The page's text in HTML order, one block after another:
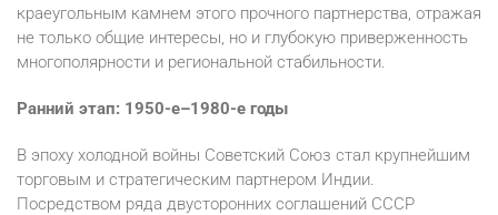
краеугольным камнем этого прочного партнерства, отражая
не только общие интересы, но и глубокую приверженность
многополярности и региональной стабильности.
Ранний этап: 1950-е–1980-е годы
В эпоху холодной войны Советский Союз стал крупнейшим
торговым и стратегическим партнером Индии.
Посредством ряда двусторонних соглашений СССР